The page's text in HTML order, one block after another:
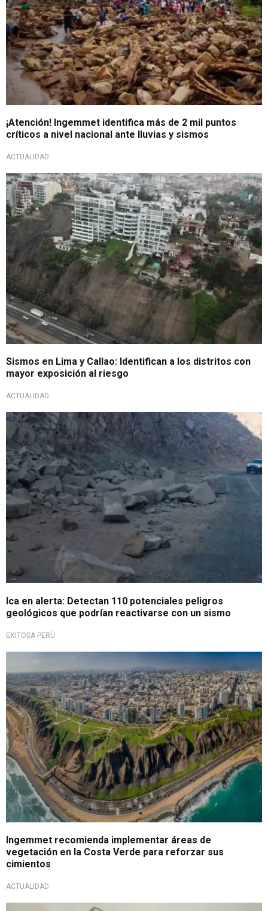
¡Atención! Ingemmet identifica más de 2 mil puntos
críticos a nivel nacional ante lluvias y sismos
ACTUALIDAD
A tomar precauciones
Sismos en Lima y Callao: Identifican a los distritos con
mayor exposición al riesgo
ACTUALIDAD
Ante un temblor
Ica en alerta: Detectan 110 potenciales peligros
geológicos que podrían reactivarse con un sismo
EXITOSA PERÚ
Ingemmet recomienda implementar áreas de
vegetación en la Costa Verde para reforzar sus
cimientos
ACTUALIDAD